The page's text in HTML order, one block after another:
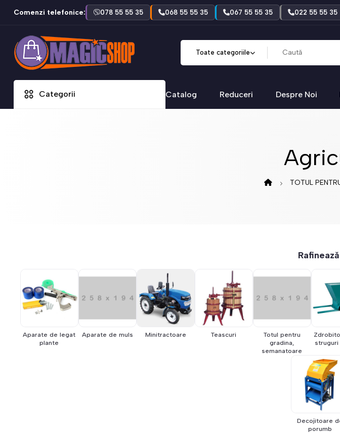
Comenzi telefonice: 078 55 55 35 068 55 55 35 067 55 55 35 022 55 55 35
Toate categoriile
Categorii Catalog Reduceri Despre Noi
TOTUL
Aparate de legat
plante
Aparate de muls Minitractoare Teascuri
Totul pentru
gradina,
semanatoare
Decojitoare
porumb